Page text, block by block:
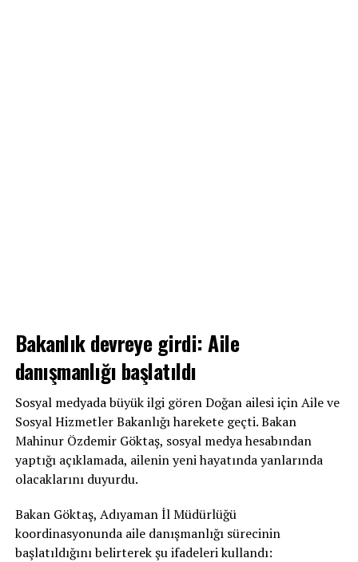
Bakanlık devreye girdi: Aile
danışmanlığı başlatıldı
Sosyal medyada büyük ilgi gören Doğan ailesi için Aile ve
Sosyal Hizmetler Bakanlığı harekete geçti. Bakan
Mahinur Özdemir Göktaş, sosyal medya hesabından
yaptığı açıklamada, ailenin yeni hayatında yanlarında
olacaklarını duyurdu.
Bakan Göktaş, Adıyaman İl Müdürlüğü
koordinasyonunda aile danışmanlığı sürecinin
başlatıldığını belirterek şu ifadeleri kullandı: